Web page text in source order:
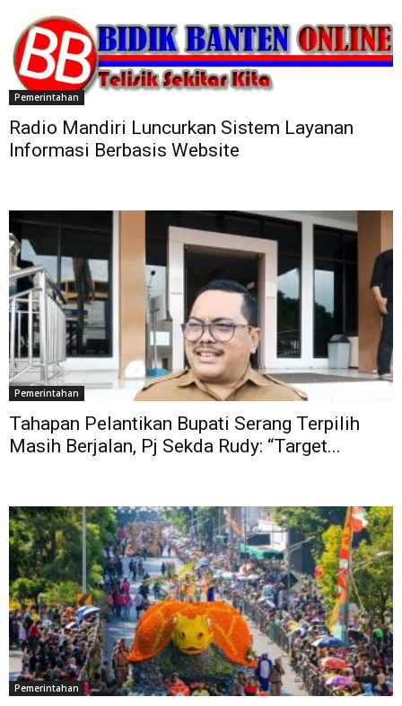
Pemerintahan
Radio Mandiri Luncurkan Sistem Layanan
Informasi Berbasis Website
Pemerintahan
Tahapan Pelantikan Bupati Serang Terpilih
Masih Berjalan, Pj Sekda Rudy: “Target...
Pemerintahan